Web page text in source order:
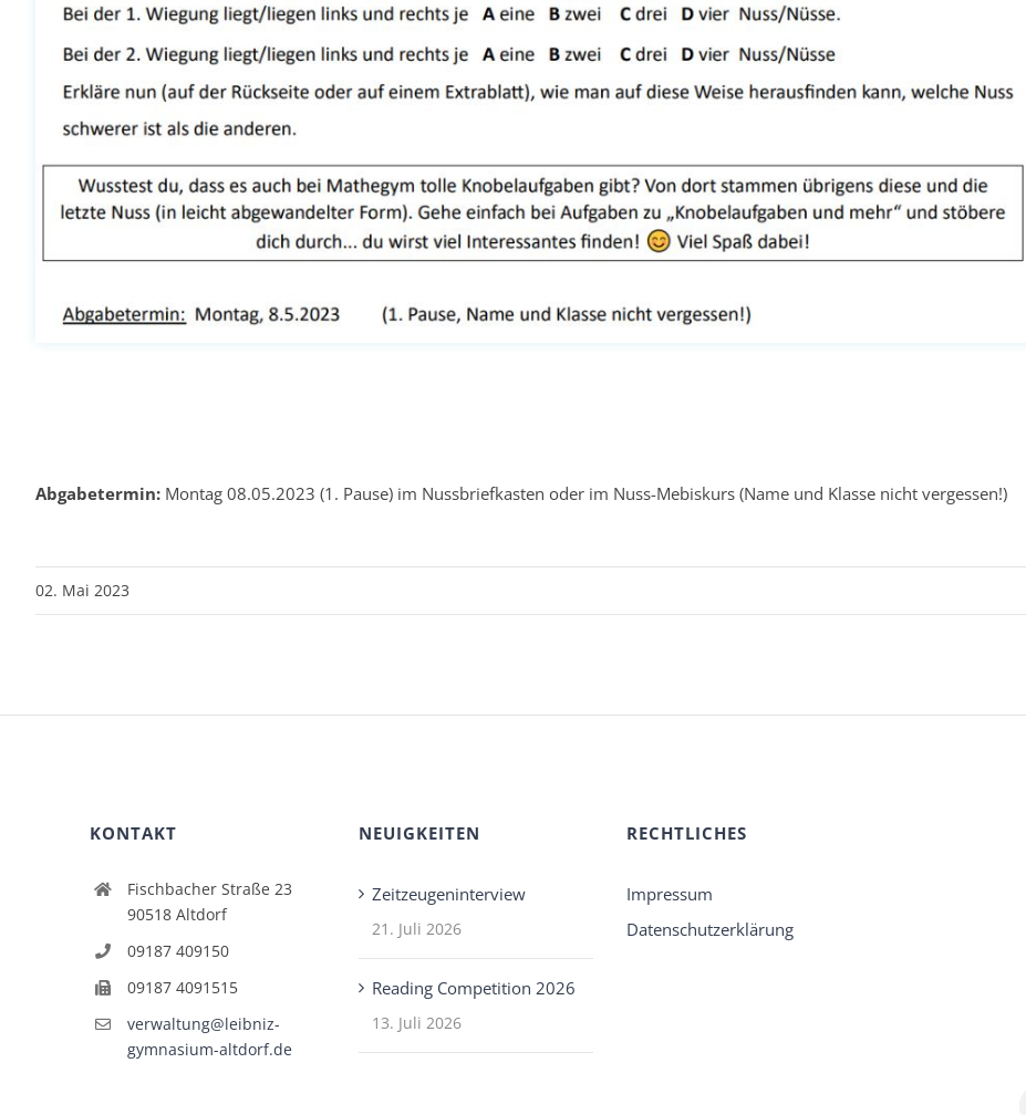
Abgabetermin:Montag 08.05.2023 (1. Pause) im Nussbriefkasten oder im Nuss-Mebiskurs (Name und Klasse nicht vergessen!)
02. Mai 2023
KONTAKT
Fischbacher Straße 23
90518 Altdorf
09187 409150
09187 4091515
verwaltung@leibniz-
gymnasium-altdorf.de
NEUIGKEITEN
Zeitzeugeninterview
21. Juli 2026
Reading Competition 2026
13. Juli 2026
RECHTLICHES
Impressum
Datenschutzerklärung